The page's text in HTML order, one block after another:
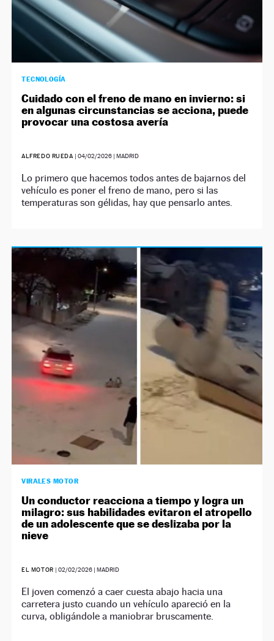
TECNOLOGÍA
Cuidado con el freno de mano en invierno: si
en algunas circunstancias se acciona, puede
provocar una costosa avería
ALFREDO RUEDA | 04/02/2026| MADRID
Lo primero que hacemos todos antes de bajarnos del
vehículo es poner el freno de mano, pero si las
temperaturas son gélidas, hay que pensarlo antes.
VIRALES MOTOR
Un conductor reacciona a tiempo y logra un
milagro: sus habilidades evitaron el atropello
de un adolescente que se deslizaba por la
nieve
EL MOTOR | 02/02/2026| MADRID
El joven comenzó a caer cuesta abajo hacia una
carretera justo cuando un vehículo apareció en la
curva, obligándole a maniobrar bruscamente.